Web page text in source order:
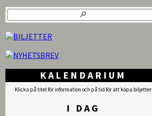
KALENDARIUM
Klicka på titel för information och på tid för att köpa biljetter
I DAG